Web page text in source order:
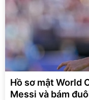
Hồ sơ mật World
Messi và bám